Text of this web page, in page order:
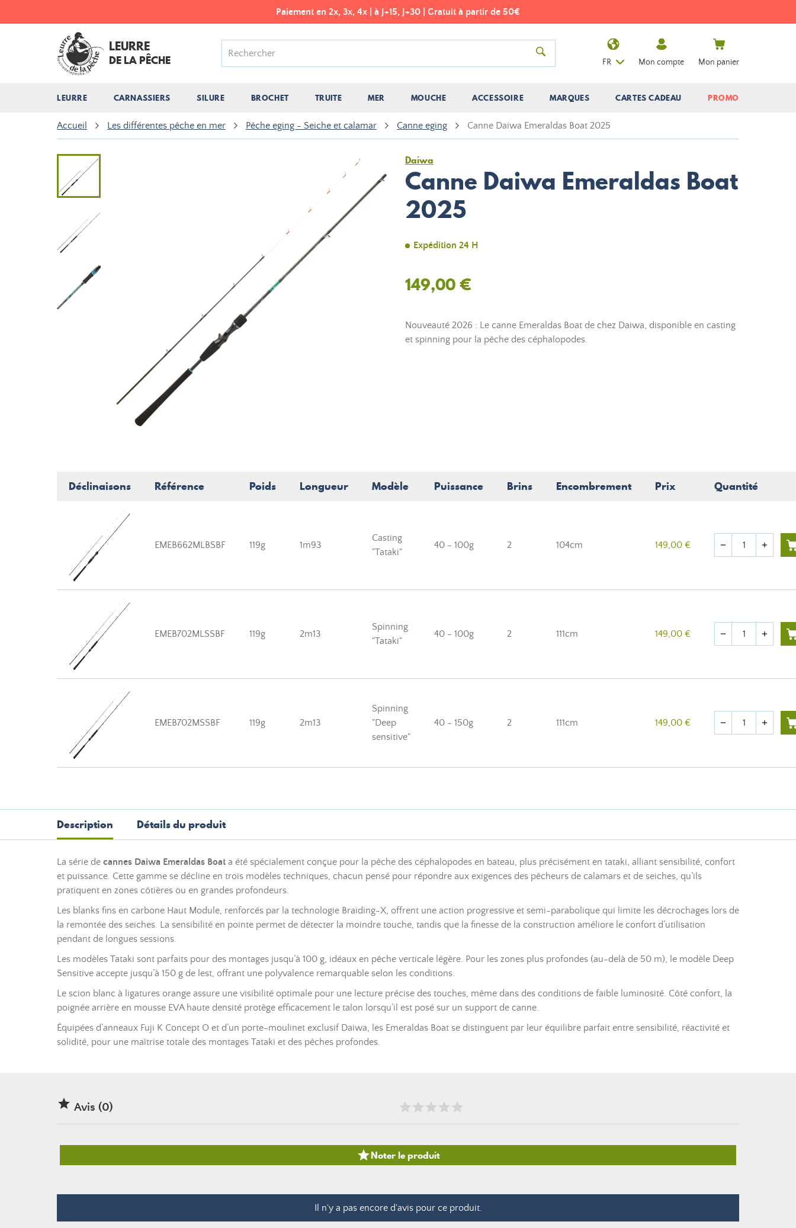
Paiement en 2x, 3x, 4x | à J+15, J+30 | Gratuit à partir de 50€
LEURRE
DE LA PÊCHE
LEURRE CARNASSIERS SILURE BROCHET TRUITE MER MOUCHE ACCESSOIRE MARQUES CARTES CADEAU PROMO
FR Mon compte Mon panier
Accueil Les différentes pêche en mer Pêche eging - Seiche et calamar Canne eging Canne Daiwa Emeraldas Boat 2025
Daiwa
Canne Daiwa Emeraldas Boat
2025
Expédition 24 H
149,00 €
Nouveauté 2026 : Le canne Emeraldas Boat de chez Daiwa, disponible en casting
et spinning pour la pêche des céphalopodes.
Déclinaisons Référence Poids Longueur Modèle Puissance Brins Encombrement Prix Quantité
EMEB662MLBSBF 119g 1m93
Casting
"Tataki"
40 - 100g 2 104cm 149,00 € Quantité
remove add
EMEB702MLSSBF 119g 2m13
Spinning
"Tataki"
40 - 100g 2 111cm 149,00 € Quantité
remove add
EMEB702MSSBF 119g 2m13
Spinning
"Deep
sensitive"
40 - 150g 2 111cm 149,00 € Quantité
remove add
Description Détails du produit
La série de cannes Daiwa Emeraldas Boat a été spécialement conçue pour la pêche des céphalopodes en bateau, plus précisément en tataki, alliant sensibilité, confort
et puissance. Cette gamme se décline en trois modèles techniques, chacun pensé pour répondre aux exigences des pêcheurs de calamars et de seiches, qu’ils
pratiquent en zones côtières ou en grandes profondeurs.
Les blanks fins en carbone Haut Module, renforcés par la technologie Braiding-X, offrent une action progressive et semi-parabolique qui limite les décrochages lors de
la remontée des seiches. La sensibilité en pointe permet de détecter la moindre touche, tandis que la finesse de la construction améliore le confort d’utilisation
pendant de longues sessions.
Les modèles Tataki sont parfaits pour des montages jusqu’à 100 g, idéaux en pêche verticale légère. Pour les zones plus profondes (au-delà de 50 m), le modèle Deep
Sensitive accepte jusqu’à 150 g de lest, offrant une polyvalence remarquable selon les conditions.
Le scion blanc à ligatures orange assure une visibilité optimale pour une lecture précise des touches, même dans des conditions de faible luminosité. Côté confort, la
poignée arrière en mousse EVA haute densité protège efficacement le talon lorsqu’il est posé sur un support de canne.
Équipées d’anneaux Fuji K Concept O et d’un porte-moulinet exclusif Daiwa, les Emeraldas Boat se distinguent par leur équilibre parfait entre sensibilité, réactivité et
solidité, pour une maîtrise totale des montages Tataki et des pêches profondes.
 Avis (0)
Noter le produit
Il n'y a pas encore d'avis pour ce produit.